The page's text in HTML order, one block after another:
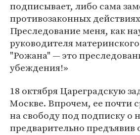
подписывает, либо сама
противозаконных
Преследование меня, как
руководителя
"Рожана" — это
убеждения!»
18 октября Цареградскую
Москве. Впрочем, ее почти
на свободу под подписку о
предварительно предъявив